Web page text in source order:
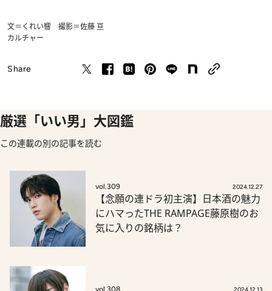
文＝くれい響 撮影＝佐藤 亘
カルチャー
Share
厳選「いい男」大図鑑
この連載の別の記事を読む
vol.309 2024.12.27
【念願の連ドラ初主演】日本酒の魅力
にハマったTHE RAMPAGE藤原樹のお
気に入りの銘柄は？
vol.308 2024.12.13